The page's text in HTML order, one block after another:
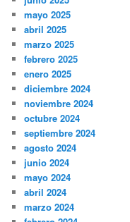
mayo 2025
abril 2025
marzo 2025
febrero 2025
enero 2025
diciembre 2024
noviembre 2024
octubre 2024
septiembre 2024
agosto 2024
junio 2024
mayo 2024
abril 2024
marzo 2024